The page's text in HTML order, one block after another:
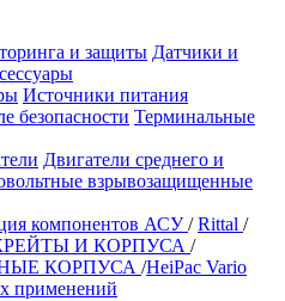
и защиты Датчики и
Источники питания
безопасности Терминальные
Двигатели среднего и
взрывозащищенные
компонентов АСУ / Rittal /
И КОРПУСА /
КОРПУСА /HeiPac Vario
применений